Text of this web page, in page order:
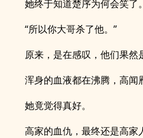
她终于知道楚序为何会笑了。
“所以你大哥杀了他。”
原来，是在感叹，他们果然
浑身的血液都在沸腾，高闻
她竟觉得真好。
高家的血仇，最终还是高家